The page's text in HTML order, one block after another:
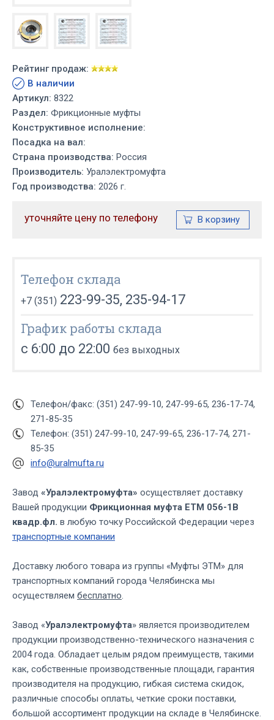
Рейтинг продаж:
В наличии
Артикул: 8322
Раздел: Фрикционные муфты
Конструктивное исполнение:
Посадка на вал:
Страна производства: Россия
Производитель: Уралэлектромуфта
Год производства: 2026 г.
уточняйте цену по телефону
Телефон склада
+7 (351) 223-99-35, 235-94-17
График работы склада
с 6:00 до 22:00 без выходных
Телефон/факс: (351) 247-99-10, 247-99-65, 236-17-74,
271-85-35
Телефон: (351) 247-99-10, 247-99-65, 236-17-74, 271-
85-35
info@uralmufta.ru
Завод «Уралэлектромуфта» осуществляет доставку
Вашей продукции Фрикционная муфта ЕТМ 056-1В
квадр.фл. в любую точку Российской Федерации через
транспортные компании
Доставку любого товара из группы «Муфты ЭТМ» для
транспортных компаний города Челябинска мы
осуществляем бесплатно.
Завод «Уралэлектромуфта» является производителем
продукции производственно-технического назначения с
2004 года. Обладает целым рядом преимуществ, такими
как, собственные производственные площади, гарантия
производителя на продукцию, гибкая система скидок,
различные способы оплаты, четкие сроки поставки,
большой ассортимент продукции на складе в Челябинске.